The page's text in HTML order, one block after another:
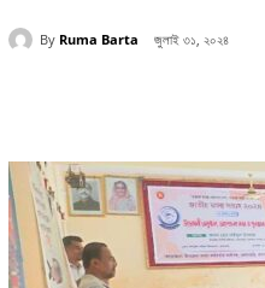
By Ruma Barta জুলাই ৩১, ২০২৪